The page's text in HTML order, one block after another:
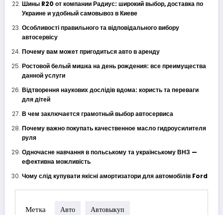
Шины R20 от компании Радиус: широкий выбор, доставка по
Украине и удобный самовывоз в Киеве
Особливості правильного та відповідального вибору
автосервісу
Почему вам может пригодиться авто в аренду
Ростовой белый мишка на день рождения: все преимущества
данной услуги
Відтворення наукових дослідів вдома: користь та переваги
для дітей
В чем заключается грамотный выбор автосервиса
Почему важно покупать качественное масло гидроусилителя
руля
Одночасне навчання в польському та українському ВНЗ —
ефективна можливість
Чому слід купувати якісні амортизатори для автомобілів Ford
Метка Авто Автовыкуп